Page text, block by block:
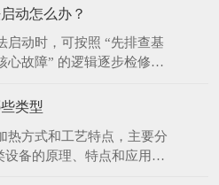
动怎么办？
启动时，可按照 “先排查基
心故障” 的逻辑逐步检修，
部供电链路 确认设备
身是否通电（可插入其他
验证），排除插座故障或
类型
热方式和工艺特点，主要分
设备的原理、特点和应用场